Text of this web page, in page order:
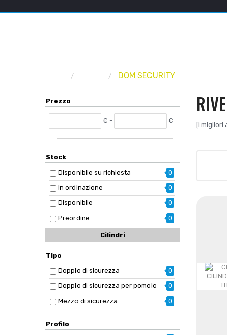
DOM SECURITY
Prezzo
€ - €
Stock
Disponibile su richiesta
0
In ordinazione
0
Disponibile
0
Preordine
0
Cilindri
Tipo
Doppio di sicurezza
0
Doppio di sicurezza per pomolo
0
Mezzo di sicurezza
0
Profilo
[I migliori